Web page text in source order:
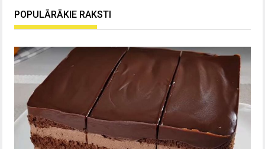
POPULĀRĀKIE RAKSTI